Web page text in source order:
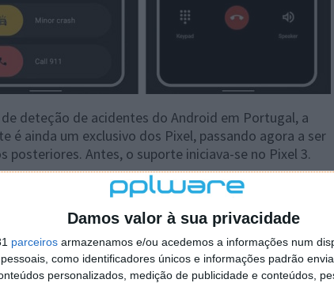
Damos valor à sua privacidade
parceiros armazenamos e/ou acedemos a informações num
como identificadores únicos e informações padrão
personalizados, medição de publicidade e conteúdos,
deteção de acidentes do Android em Portugal, a
é ainda um exclusivo dos Pixel, passando agora a ser
posteriores. Antes, o suporte iniciava-se no Pixel 3.
tem acesso. Com o Car Crash Detection, os
utilizadores e na sua segurança. Este sistema de
sempre de forma automática e sem qualquer